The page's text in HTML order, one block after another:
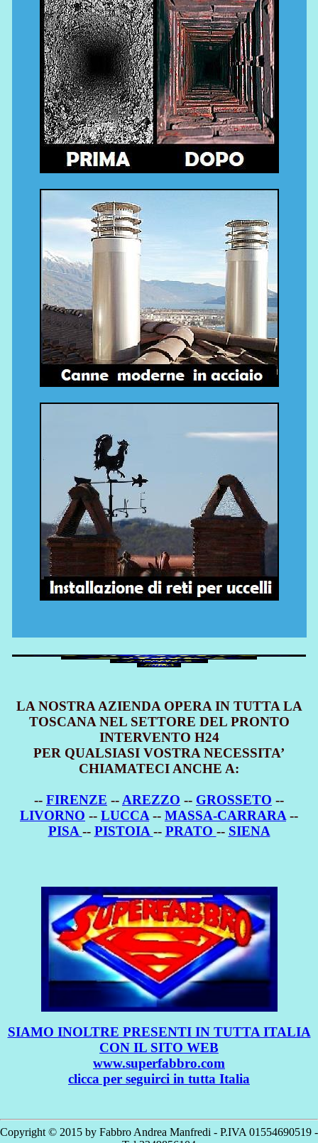
LA NOSTRA AZIENDA OPERA IN TUTTA LA
TOSCANA NEL SETTORE DEL PRONTO
INTERVENTO H24
PER QUALSIASI VOSTRA NECESSITA’
CHIAMATECI ANCHE A:
-- FIRENZE -- AREZZO -- GROSSETO --
LIVORNO -- LUCCA -- MASSA-CARRARA --
PISA -- PISTOIA -- PRATO -- SIENA
SIAMO INOLTRE PRESENTI IN TUTTA ITALIA
CON IL SITO WEB
www.superfabbro.com
clicca per seguirci in tutta Italia
Copyright © 2015 by Fabbro Andrea Manfredi - P.IVA 01554690519 -